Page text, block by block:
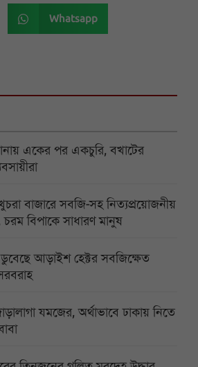
Whatsapp
একের পর একচুরি, বখাটের
বাজারে সবজি-সহ নিত্যপ্রয়োজনীয়
চরম বিপাকে সাধারণ মানুষ
ডুবেছে আড়াইশ হেক্টর সবজিক্ষেত
যমজের, অর্থাভাবে ঢাকায় নিতে